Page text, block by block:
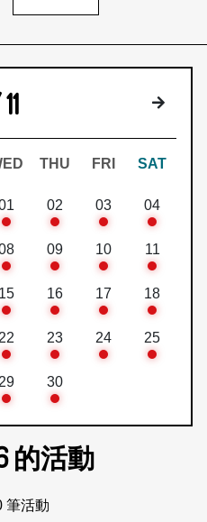
下個月
THU FRI SAT
02 03 04
09 10 11
15 16 17 18
22 23 24 25
29 30
的活動
筆活動